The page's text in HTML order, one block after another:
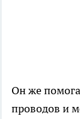
Он же
проводов и